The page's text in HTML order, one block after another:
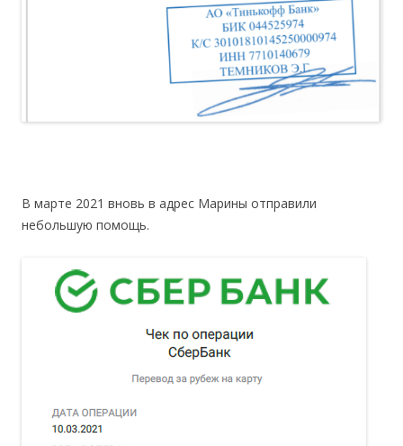
В марте 2021 вновь в адрес Марины отправили
небольшую помощь.